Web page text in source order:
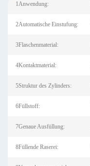
1Anwendung:
2Automatische Einstufung:
3Flaschenmaterial:
4Kontaktmaterial:
5Struktur des Zylinders:
6Füllstoff:
7Genaue Ausfüllung:
8Füllende Raserei: